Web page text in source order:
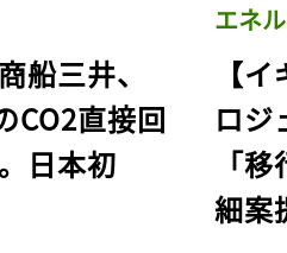
船三井、
CO2直接回
日本初
エネ
【
ロジ
「
細案